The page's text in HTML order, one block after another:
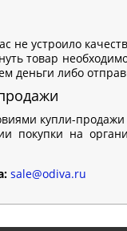
не устроило
товар
деньги либо
купли-
покупки на
sale@odiva.ru